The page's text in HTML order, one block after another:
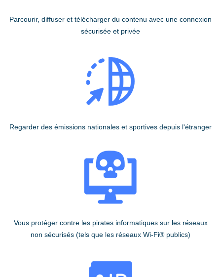
Parcourir, diffuser et télécharger du contenu avec une connexion
sécurisée et privée
Regarder des émissions nationales et sportives depuis l'étranger
Vous protéger contre les pirates informatiques sur les réseaux
non sécurisés (tels que les réseaux Wi-Fi® publics)